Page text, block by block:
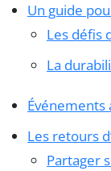
Un guide
Les défis
La
Les retours
Partager